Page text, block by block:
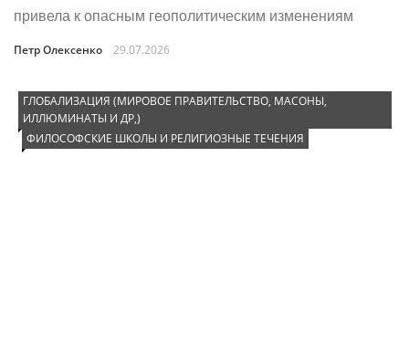
привела к опасным геополитическим изменениям
Петр Олексенко 29.07.2026
ГЛОБАЛИЗАЦИЯ (МИРОВОЕ ПРАВИТЕЛЬСТВО, МАСОНЫ,
ИЛЛЮМИНАТЫ И ДР,)
ФИЛОСОФСКИЕ ШКОЛЫ И РЕЛИГИОЗНЫЕ ТЕЧЕНИЯ